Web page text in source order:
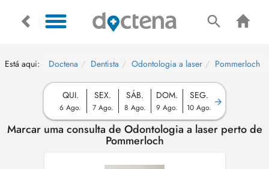
Está aqui: Doctena Dentista Odontologia a laser Pommerloch
QUI.
6 Ago.
SEX.
7 Ago.
SÁB.
8 Ago.
DOM.
9 Ago.
SEG.
10 Ago.
Marcar uma consulta de Odontologia a laser perto de
Pommerloch